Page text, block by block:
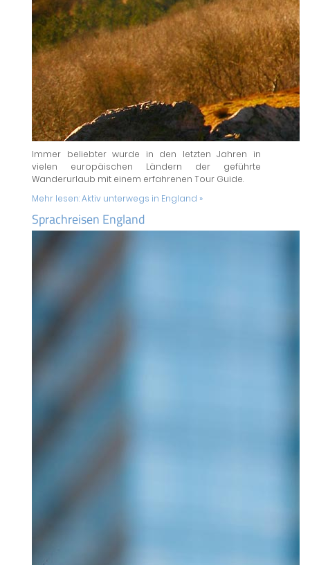
Immer beliebter wurde in den letzten Jahren in
vielen europäischen Ländern der geführte
Wanderurlaub mit einem erfahrenen Tour Guide.
Mehr lesen:Aktiv unterwegs in England »
Sprachreisen England